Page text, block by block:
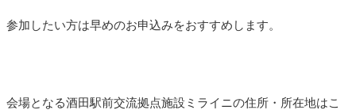
参加したい方は早めのお申込みをおすすめします。
会場となる酒田駅前交流拠点施設ミライニの住所・所在地はこ